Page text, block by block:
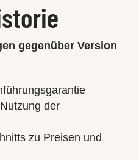
gegenüber Version
der
zu Preisen und